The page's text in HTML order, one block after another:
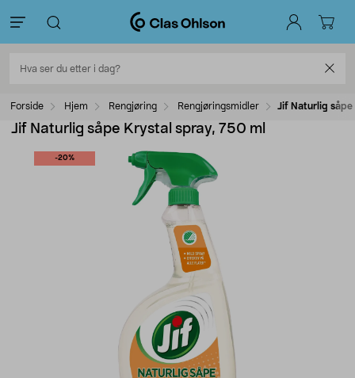
Forside Hjem Rengjøring Rengjøringsmidler Jif Naturlig
Jif Naturlig såpe Krystal spray, 750 ml
-20%